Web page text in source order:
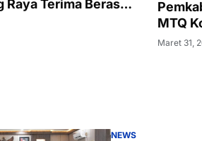
Raya Terima Beras
MTQ
Maret 31,
NEWS